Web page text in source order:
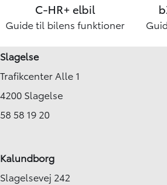
C-HR+ elbil
Guide til bilens funktioner
Slagelse
Trafikcenter Alle 1
4200 Slagelse
58 58 19 20
Kalundborg
Slagelsevej 242